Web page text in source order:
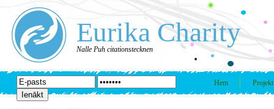
Eurika Charity
Nalle Puh citationstecknen
Hem Projekt